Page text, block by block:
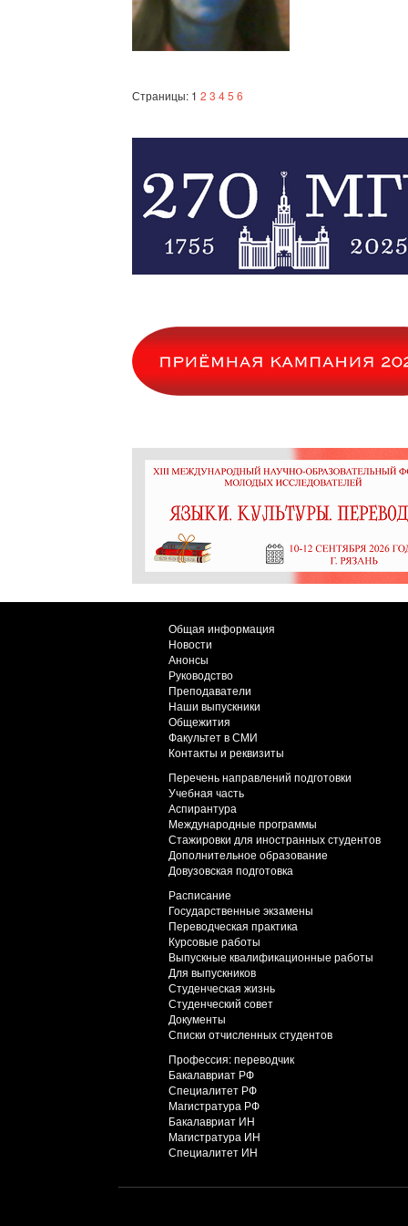
Страницы: 1 2 3 45 6
Общая информация
Новости
Анонсы
Руководство
Преподаватели
Наши выпускники
Общежития
Факультет в СМИ
Контакты и реквизиты
Перечень направлений подготовки
Учебная часть
Аспирантура
Международные программы
Стажировки для иностранных студентов
Дополнительное образование
Довузовская подготовка
Расписание
Государственные экзамены
Переводческая практика
Курсовые работы
Выпускные квалификационные работы
Для выпускников
Студенческая жизнь
Студенческий совет
Документы
Списки отчисленных студентов
Профессия: переводчик
Бакалавриат РФ
Специалитет РФ
Магистратура РФ
Бакалавриат ИН
Магистратура ИН
Специалитет ИН